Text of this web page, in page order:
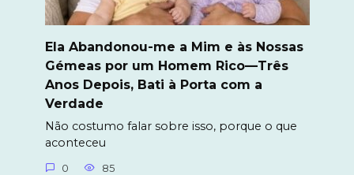
Ela Abandonou-me a Mim e às Nossas
Gémeas por um Homem Rico—Três
Anos Depois, Bati à Porta com a
Verdade
Não costumo falar sobre isso, porque o que
aconteceu
0 85